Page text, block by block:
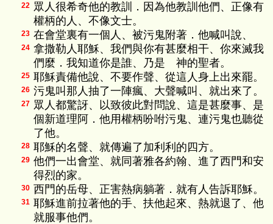
22 眾人很希奇他的教訓．因為他教訓他們、正像有
權柄的人、不像文士。
23 在會堂裏有一個人、被污鬼附著．他喊叫說、
24 拿撒勒人耶穌、我們與你有甚麼相干、你來滅我
們麼．我知道你是誰、乃是 神的聖者。
25 耶穌責備他說、不要作聲、從這人身上出來罷。
26 污鬼叫那人抽了一陣瘋、大聲喊叫、就出來了。
27 眾人都驚訝、以致彼此對問說、這是甚麼事、是
個新道理阿．他用權柄吩咐污鬼、連污鬼也聽從
了他。
28 耶穌的名聲、就傳遍了加利利的四方。
29 他們一出會堂、就同著雅各約翰、進了西門和安
得烈的家。
30 西門的岳母、正害熱病躺著．就有人告訴耶穌。
31 耶穌進前拉著他的手、扶他起來、熱就退了、他
就服事他們。